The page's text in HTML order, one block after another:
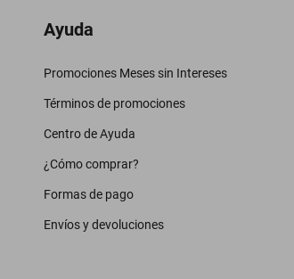
Ayuda
Promociones Meses sin Intereses
Términos de promociones
Centro de Ayuda
¿Cómo comprar?
Formas de pago
Envíos y devoluciones